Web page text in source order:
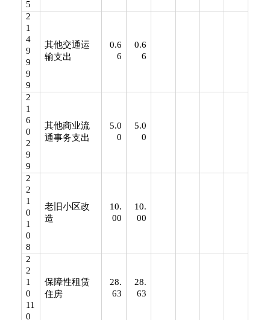
5
2
1
4
9
9
9
9
其他交通运
输支出
0.6
6
0.6
6
2
1
6
0
2
9
9
其他商业流
通事务支出
5.0
0
5.0
0
2
2
1
0
1
0
8
老旧小区改
造
10.
00
10.
00
2
2
1
0
11
0
保障性租赁
住房
28.
63
28.
63